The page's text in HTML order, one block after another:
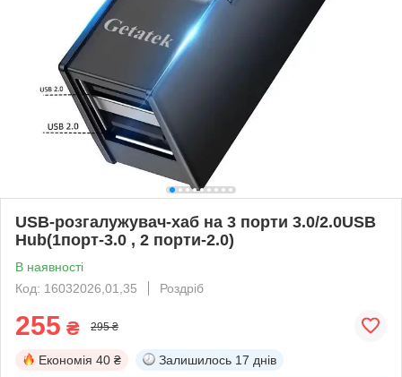
USB-розгалужувач-хаб на 3 порти 3.0/2.0USB
Hub(1порт-3.0 , 2 порти-2.0)
В наявності
Код: 16032026,01,35
Роздріб
255 ₴ 295 ₴
Економія 40 ₴ Залишилось 17 днів